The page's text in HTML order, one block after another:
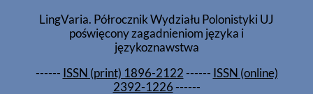
LingVaria. Półrocznik Wydziału Polonistyki UJ
poświęcony zagadnieniom języka i
językoznawstwa
------ ISSN (print) 1896-2122------ ISSN (online)
2392-1226------